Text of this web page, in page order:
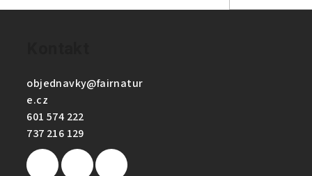
objednavky@fairnatur
e.cz
601 574 222
737 216 129